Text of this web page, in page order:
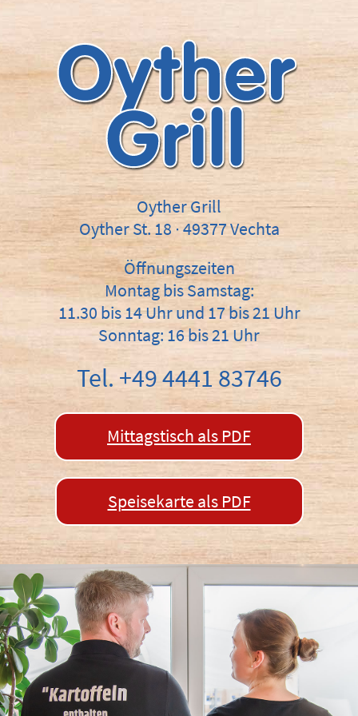
Oyther Grill
Oyther St. 18 ∙ 49377 Vechta
Öffnungszeiten
Montag bis Samstag:
11.30 bis 14 Uhr und 17 bis 21 Uhr
Sonntag: 16 bis 21 Uhr
Tel. +49 4441 83746
Mittagstisch als PDF
Speisekarte als PDF